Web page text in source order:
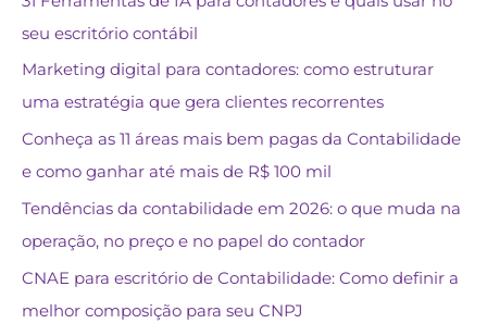
seu escritório contábil
Marketing digital para contadores: como estruturar
uma estratégia que gera clientes recorrentes
Conheça as 11 áreas mais bem pagas da Contabilidade
e como ganhar até mais de R$ 100 mil
Tendências da contabilidade em 2026: o que muda na
operação, no preço e no papel do contador
CNAE para escritório de Contabilidade: Como definir a
melhor composição para seu CNPJ